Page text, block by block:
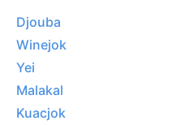
Djouba
Winejok
Yei
Malakal
Kuacjok